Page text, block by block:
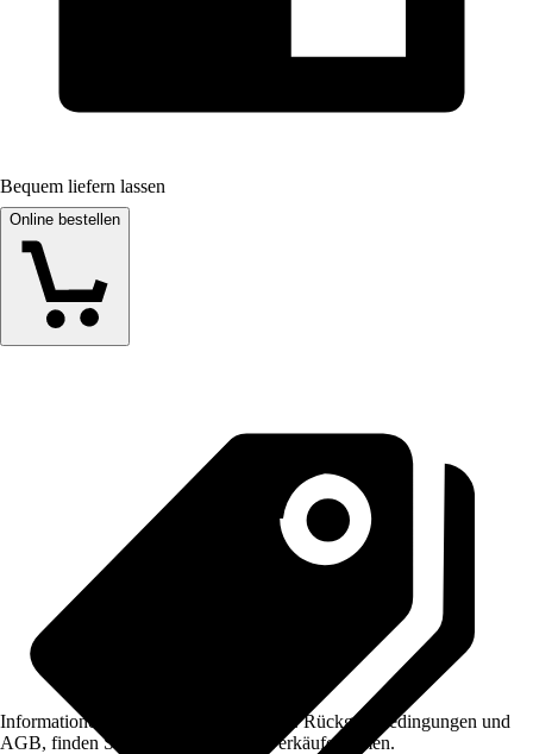
Bequem liefern lassen
Online bestellen
Informationen des Verkäufers, wie z. B. Rückgabebedingungen und
AGB, finden Sie bei Klick auf den Verkäufernamen.